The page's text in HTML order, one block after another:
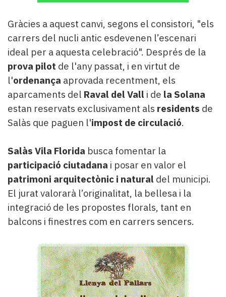
Gràcies a aquest canvi, segons el consistori, "els
carrers del nucli antic esdevenen l’escenari
ideal per a aquesta celebració". Després de la
prova pilot de l'any passat, i en virtut de
l'ordenança aprovada recentment, els
aparcaments del Raval del Vall i de la Solana
estan reservats exclusivament als residents de
Salàs que paguen l'impost de circulació.
Salàs Vila Florida busca fomentar la
participació ciutadana i posar en valor el
patrimoni arquitectònic i natural del municipi.
El jurat valorarà l’originalitat, la bellesa i la
integració de les propostes florals, tant en
balcons i finestres com en carrers sencers.